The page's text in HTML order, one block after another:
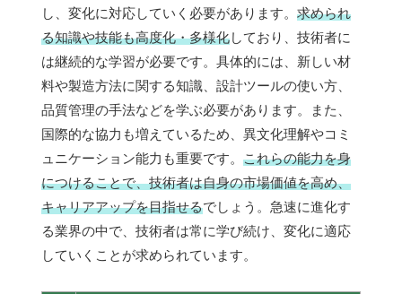
し、変化に対応していく必要があります。 求められ
る知識や技能も高度化・多様化しており、技術者に
は継続的な学習が必要です。具体的には、新しい材
料や製造方法に関する知識、設計ツールの使い方、
品質管理の手法などを学ぶ必要があります。また、
国際的な協力も増えているため、異文化理解やコミ
ュニケーション能力も重要です。 これらの能力を身
につけることで、技術者は自身の市場価値を高め、
キャリアアップを目指せるでしょう。急速に進化す
る業界の中で、技術者は常に学び続け、変化に適応
していくことが求められています。